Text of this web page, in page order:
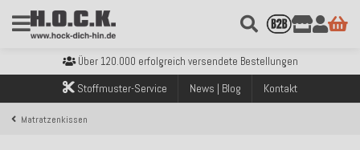
Über 120.000 erfolgreich versendete Bestellungen
Sicher bezahlen mit Klarna, PayPal & Amazon Pay
Kostenloser Versand innerhalb Deutschlands ab 99€ Bestellwert
Über 120.000 erfolgreich versendete Bestellungen
Sicher bezahlen mit Klarna, PayPal & Amazon Pay
Stoffmuster-Service News | Blog Kontakt
Matratzenkissen